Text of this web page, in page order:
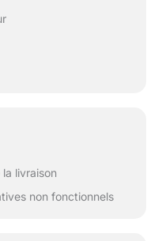
livraison
non fonctionnels